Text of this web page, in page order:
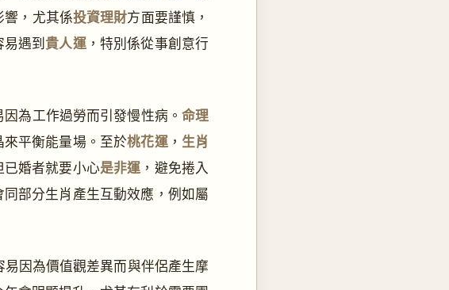
響，尤其係投資理財方面要謹慎，
遇到 貴人運，特別係從事創意行
為工作過勞而引發慢性病。 命理
平衡能量場。至於桃花運， 生肖
婚者就要小心是非運 ，避免捲入
部分生肖產生互動效應，例如屬
易因為價值觀差異而與伴侶產生摩